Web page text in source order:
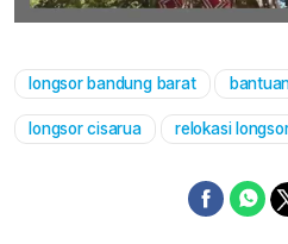
longsor bandung barat
longsor cisarua relokasi